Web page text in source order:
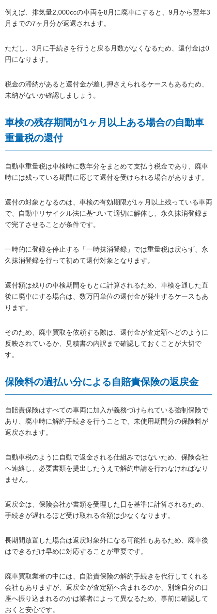
例えば、排気量2,000ccの車両を8月に廃車にすると、9月から翌年3
月までの7ヶ月分が返還されます。
ただし、3月に手続きを行うと戻る月数がなくなるため、還付金は0
円になります。
税金の滞納があると還付金が差し押さえられるケースもあるため、
未納がないか確認しましょう。
車検の残存期間が1ヶ月以上ある場合の自動車
重量税の還付
自動車重量税は車検時に数年分をまとめて支払う税金であり、廃車
時には残っている期間に応じて還付を受けられる場合があります。
還付の対象となるのは、車検の有効期限が1ヶ月以上残っている車両
で、自動車リサイクル法に基づいて適切に解体し、永久抹消登録ま
で完了させることが条件です。
一時的に登録を停止する「一時抹消登録」では重量税は戻らず、永
久抹消登録を行って初めて還付対象となります。
還付額は残りの車検期間をもとに計算されるため、車検を通した直
後に廃車にする場合は、数万円単位の還付金が発生するケースもあ
ります。
そのため、廃車買取を依頼する際は、還付金が査定額へどのように
反映されているか、見積書の内訳まで確認しておくことが大切で
す。
保険料の過払い分による自賠責保険の返戻金
自賠責保険はすべての車両に加入が義務づけられている強制保険で
あり、廃車時に解約手続きを行うことで、未使用期間分の保険料が
返戻されます。
自動車税のように自動で返金される仕組みではないため、保険会社
へ連絡し、必要書類を提出したうえで解約申請を行わなければなり
ません。
返戻金は、保険会社が書類を受理した日を基準に計算されるため、
手続きが遅れるほど受け取れる金額は少なくなります。
長期間放置した場合は返戻対象外になる可能性もあるため、廃車後
はできるだけ早めに対応することが重要です。
廃車買取業者の中には、自賠責保険の解約手続きを代行してくれる
会社もありますが、返戻金が査定額へ含まれるのか、別途自分の口
座へ振り込まれるのかは業者によって異なるため、事前に確認して
おくと安心です。